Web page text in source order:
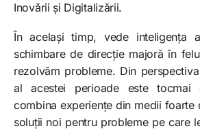
Inovării și Digitalizării.
În același timp, vede inteligența
schimbare de direcție majoră în
rezolvăm probleme. Din
al acestei perioade este tocmai
combina experiențe din medii foarte
soluții noi pentru probleme pe care